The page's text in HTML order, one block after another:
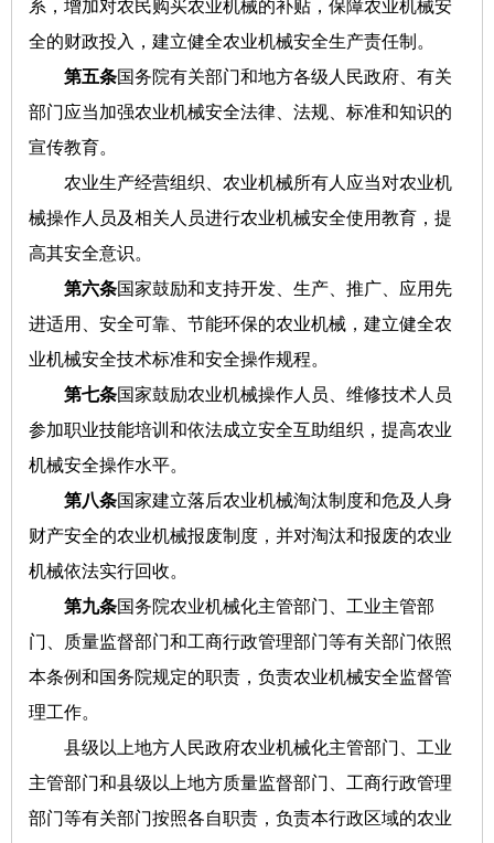
系，增加对农民购买农业机械的补贴，保障农业机械安
全的财政投入，建立健全农业机械安全生产责任制。
第五条国务院有关部门和地方各级人民政府、有关
部门应当加强农业机械安全法律、法规、标准和知识的
宣传教育。
农业生产经营组织、农业机械所有人应当对农业机
械操作人员及相关人员进行农业机械安全使用教育，提
高其安全意识。
第六条国家鼓励和支持开发、生产、推广、应用先
进适用、安全可靠、节能环保的农业机械，建立健全农
业机械安全技术标准和安全操作规程。
第七条国家鼓励农业机械操作人员、维修技术人员
参加职业技能培训和依法成立安全互助组织，提高农业
机械安全操作水平。
第八条国家建立落后农业机械淘汰制度和危及人身
财产安全的农业机械报废制度，并对淘汰和报废的农业
机械依法实行回收。
第九条国务院农业机械化主管部门、工业主管部
门、质量监督部门和工商行政管理部门等有关部门依照
本条例和国务院规定的职责，负责农业机械安全监督管
理工作。
县级以上地方人民政府农业机械化主管部门、工业
主管部门和县级以上地方质量监督部门、工商行政管理
部门等有关部门按照各自职责，负责本行政区域的农业